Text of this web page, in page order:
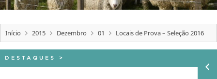
OUVIDORIA
PORTARIAS
TELEFONES
Início 2015 Dezembro 01 Locais de Prova – Seleção 2016
DESTAQUES >